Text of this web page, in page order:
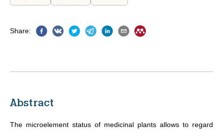
Share:
Abstract
The microelement status of medicinal plants allows to regard